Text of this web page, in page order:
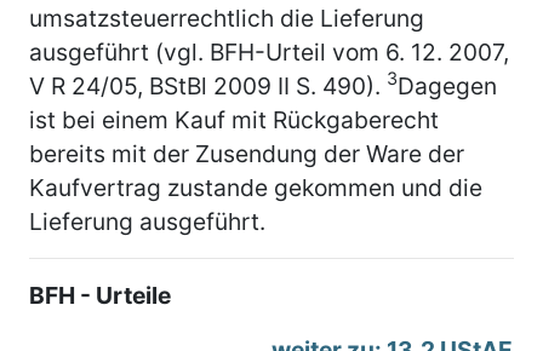
umsatzsteuerrechtlich die Lieferung
ausgeführt (vgl. BFH-Urteil vom 6. 12. 2007,
V R 24/05, BStBl 2009 II S. 490). 3Dagegen
ist bei einem Kauf mit Rückgaberecht
bereits mit der Zusendung der Ware der
Kaufvertrag zustande gekommen und die
Lieferung ausgeführt.
BFH - Urteile